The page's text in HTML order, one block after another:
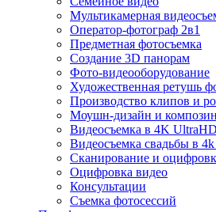
Мультикамерная
Оператор-фотограф 2в1
Предметная фотосъемка
Создание 3D панорам
Фото-видеооборудование
Художественная ретушь
Производство клипов и
Моушн-дизайн и
Видеосъемка в 4K UltraHD
Видеосъемка свадьбы в
Сканирование и
Оцифровка видео
Консультации
Съемка фотосессий